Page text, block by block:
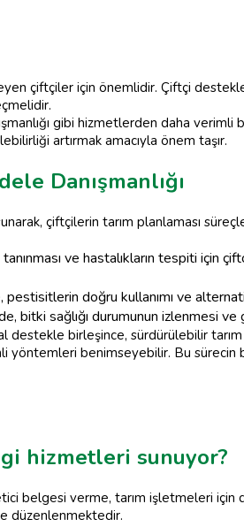
çiftçiler için önemlidir. Çiftçi
gibi hizmetlerden daha
artırmak amacıyla önem taşır.
Danışmanlığı
çiftçilerin tarım planlaması
tanınması ve hastalıkların tespiti için
pestisitlerin doğru kullanımı ve
bitki sağlığı durumunun izlenmesi
destekle birleşince, sürdürülebilir tarım
benimseyebilir. Bu sürecin
hizmetleri sunuyor?
belgesi verme, tarım işletmeleri
düzenlenmektedir.